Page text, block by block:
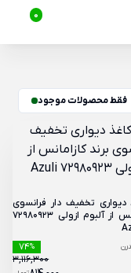
0
فقط محصولات موجود
دیواری تخفیف دار فرانسوی
برند کازامانس از آلبوم ازولی 72980923
%
74
3,116,300